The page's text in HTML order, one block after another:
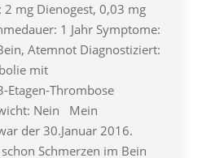
mg Dienogest, 0,03 mg
1 Jahr Symptome:
Atemnot Diagnostiziert:
mit
Etagen-Thrombose
Nein Mein
der 30.Januar 2016.
Schmerzen im Bein